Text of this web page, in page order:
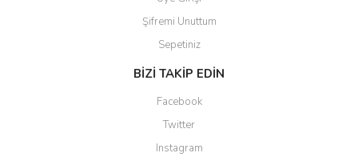
Şifremi Unuttum
Sepetiniz
BİZİ TAKİP EDİN
Facebook
Twitter
Instagram